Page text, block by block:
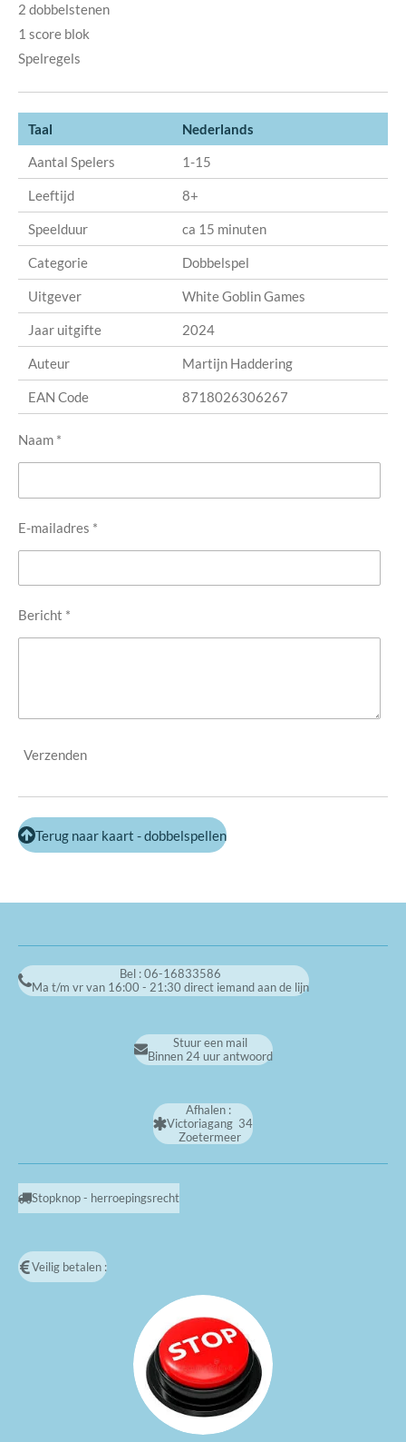
2 dobbelstenen
1 score blok
Spelregels
Taal
Nederlands
Aantal Spelers
1-15
Leeftijd 8+
Speelduur ca 15 minuten
Categorie Dobbelspel
Uitgever White Goblin Games
Jaar uitgifte 2024
Auteur Martijn Haddering
EAN Code 8718026306267
Naam *
E-mailadres *
Bericht *
Verzenden
Terug naar kaart - dobbelspellen
Bel : 06-16833586
Ma t/m vr van 16:00 - 21:30 direct iemand aan de lijn
Stuur een mail
Binnen 24 uur antwoord
Afhalen :
Victoriagang 34
Zoetermeer
Stopknop - herroepingsrecht
Veilig betalen :